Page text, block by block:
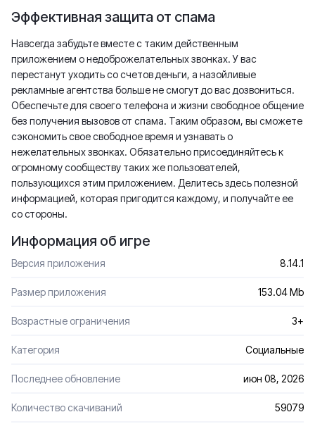
Эффективная защита от спама
Навсегда забудьте вместе с таким действенным
приложением о недоброжелательных звонках. У вас
перестанут уходить со счетов деньги, а назойливые
рекламные агентства больше не смогут до вас дозвониться.
Обеспечьте для своего телефона и жизни свободное общение
без получения вызовов от спама. Таким образом, вы сможете
сэкономить свое свободное время и узнавать о
нежелательных звонках. Обязательно присоединяйтесь к
огромному сообществу таких же пользователей,
пользующихся этим приложением. Делитесь здесь полезной
информацией, которая пригодится каждому, и получайте ее
со стороны.
Информация об игре
Версия приложения 8.14.1
Размер приложения 153.04 Mb
Возрастные ограничения 3+
Категория Социальные
Последнее обновление июн 08, 2026
Количество скачиваний 59079